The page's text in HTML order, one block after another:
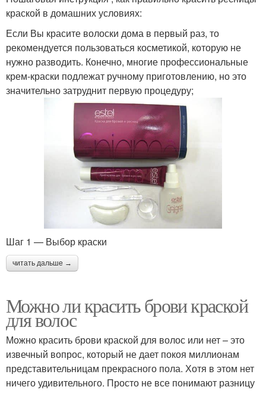
краской в домашних условиях:
Если Вы красите волоски дома в первый раз, то
рекомендуется пользоваться косметикой, которую не
нужно разводить. Конечно, многие профессиональные
крем-краски подлежат ручному приготовлению, но это
значительно затруднит первую процедуру;
Шаг 1 — Выбор краски
читать дальше →
Можно ли красить брови краской
для волос
Можно красить брови краской для волос или нет – это
извечный вопрос, который не дает покоя миллионам
представительницам прекрасного пола. Хотя в этом нет
ничего удивительного. Просто не все понимают разницу